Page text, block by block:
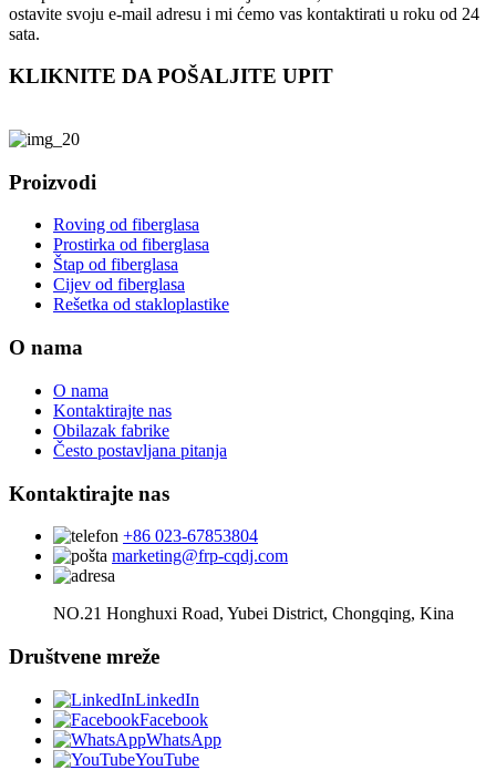
ostavite svoju e-mail adresu i mi ćemo vas kontaktirati u roku od 24
sata.
KLIKNITE DA POŠALJITE UPIT
Proizvodi
Roving od fiberglasa
Prostirka od fiberglasa
Štap od fiberglasa
Cijev od fiberglasa
Rešetka od stakloplastike
O nama
O nama
Kontaktirajte nas
Obilazak fabrike
Često postavljana pitanja
Kontaktirajte nas
+86 023-67853804
marketing@frp-cqdj.com
NO.21 Honghuxi Road, Yubei District, Chongqing, Kina
Društvene mreže
LinkedIn
Facebook
WhatsApp
YouTube